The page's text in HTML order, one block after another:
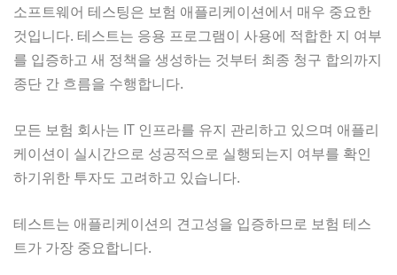
소프트웨어 테스팅은 보험 애플리케이션에서 매우 중요한
것입니다. 테스트는 응용 프로그램이 사용에 적합한 지 여부
를 입증하고 새 정책을 생성하는 것부터 최종 청구 합의까지
종단 간 흐름을 수행합니다.
모든 보험 회사는 IT 인프라를 유지 관리하고 있으며 애플리
케이션이 실시간으로 성공적으로 실행되는지 여부를 확인
하기위한 투자도 고려하고 있습니다.
테스트는 애플리케이션의 견고성을 입증하므로 보험 테스
트가 가장 중요합니다.